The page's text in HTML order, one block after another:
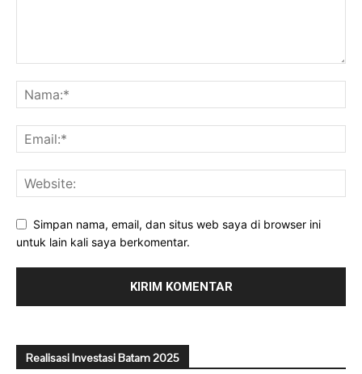
Simpan nama, email, dan situs web saya di browser ini
untuk lain kali saya berkomentar.
Realisasi Investasi Batam 2025